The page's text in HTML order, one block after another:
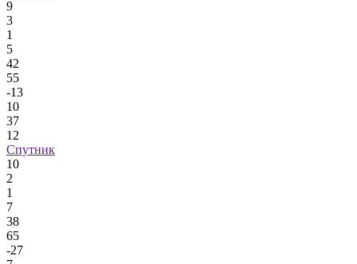
9
3
1
5
42
55
-13
10
37
12
Спутник
10
2
1
7
38
65
-27